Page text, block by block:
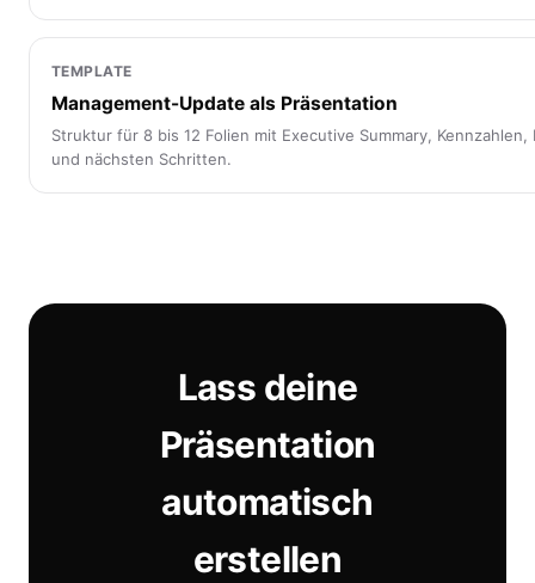
TEMPLATE
Management-Update als Präsentation
Struktur für 8 bis 12 Folien mit Executive Summary,
und nächsten Schritten.
Lass deine
Präsentation
automatisch
erstellen